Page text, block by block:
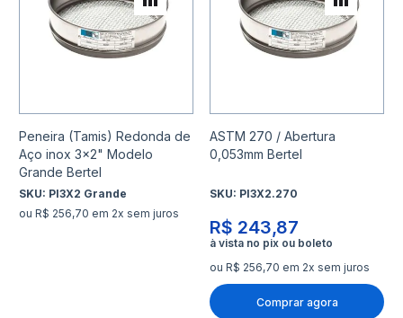
Peneira (Tamis) Redonda de
Aço inox 3x2" Modelo
Grande Bertel
SKU: PI3X2 Grande
ou R$ 256,70 em 2x sem juros
Adicionar para Comparar
ASTM 270 / Abertura
0,053mm Bertel
SKU: PI3X2.270
R$ 243,87
ou R$ 256,70 em 2x sem juros
Comprar agora